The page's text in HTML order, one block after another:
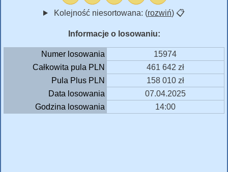
Kolejność niesortowana: (rozwiń) 📋
Informacje o losowaniu:
Numer losowania
15974
Całkowita pula PLN
461 642 zł
Pula Plus PLN
158 010 zł
Data losowania
07.04.2025
Godzina losowania
14:00